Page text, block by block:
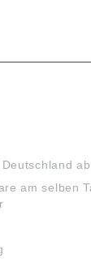
am selben